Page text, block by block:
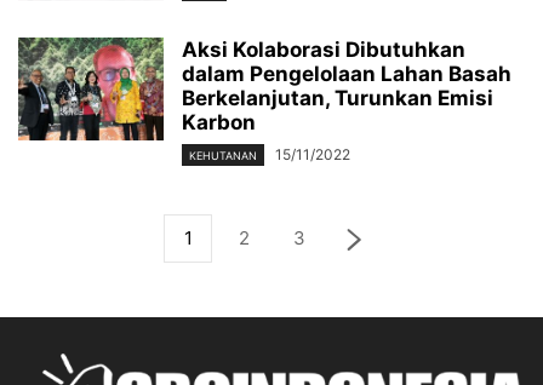
Aksi Kolaborasi Dibutuhkan
dalam Pengelolaan Lahan Basah
Berkelanjutan, Turunkan Emisi
Karbon
KEHUTANAN 15/11/2022
1 2 3